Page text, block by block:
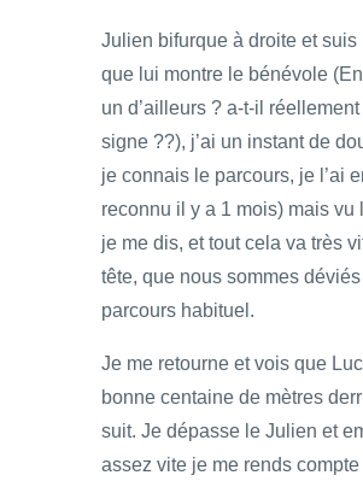
Julien bifurque à droite et suis
que lui montre le bénévole
un d’ailleurs ? a-t-il réellement
signe ??), j’ai un instant de
je connais le parcours, je l’ai
reconnu il y a 1 mois) mais vu
je me dis, et tout cela va très
tête, que nous sommes
parcours habituel.
Je me retourne et vois que
bonne centaine de mètres
suit. Je dépasse le Julien et
assez vite je me rends compte